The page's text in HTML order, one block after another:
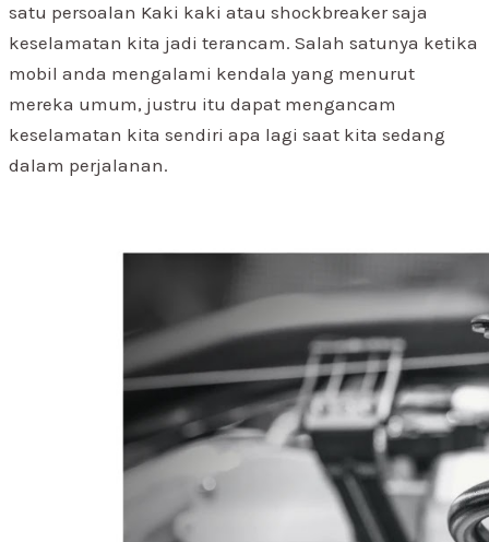
satu persoalan Kaki kaki atau shockbreaker saja
keselamatan kita jadi terancam. Salah satunya ketika
mobil anda mengalami kendala yang menurut
mereka umum, justru itu dapat mengancam
keselamatan kita sendiri apa lagi saat kita sedang
dalam perjalanan.